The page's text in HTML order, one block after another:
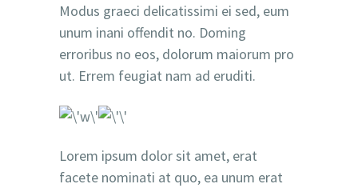
Modus graeci delicatissimi ei sed, eum
unum inani offendit no. Doming
erroribus no eos, dolorum maiorum pro
ut. Errem feugiat nam ad eruditi.
Lorem ipsum dolor sit amet, erat
facete nominati at quo, ea unum erat